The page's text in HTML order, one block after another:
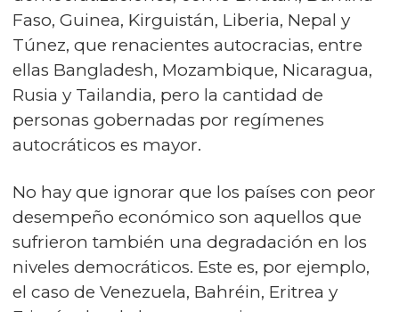
Faso, Guinea, Kirguistán, Liberia, Nepal y
Túnez, que renacientes autocracias, entre
ellas Bangladesh, Mozambique, Nicaragua,
Rusia y Tailandia, pero la cantidad de
personas gobernadas por regímenes
autocráticos es mayor.
No hay que ignorar que los países con peor
desempeño económico son aquellos que
sufrieron también una degradación en los
niveles democráticos. Este es, por ejemplo,
el caso de Venezuela, Bahréin, Eritrea y